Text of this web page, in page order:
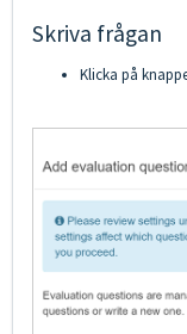
Skriva frågan
Klicka på